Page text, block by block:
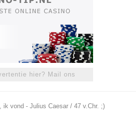
hier? Mail ons
ik vond - Julius Caesar / 47 v.Chr. ;)